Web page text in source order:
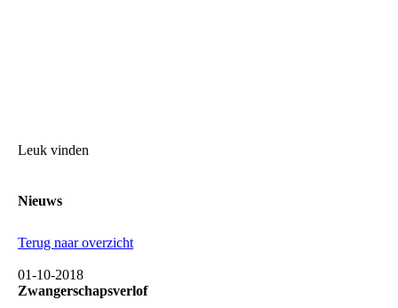
Leuk vinden
Nieuws
Terug naar overzicht
01-10-2018
Zwangerschapsverlof